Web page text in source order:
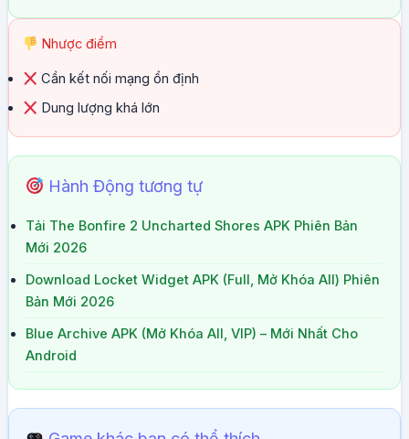
Nhược điểm
Cần kết nối mạng ổn định
Dung lượng khá lớn
Hành Động tương tự
Tải The Bonfire 2 Uncharted Shores APK Phiên Bản
Mới 2026
Download Locket Widget APK (Full, Mở Khóa All) Phiên
Bản Mới 2026
Blue Archive APK (Mở Khóa All, VIP) – Mới Nhất Cho
Android